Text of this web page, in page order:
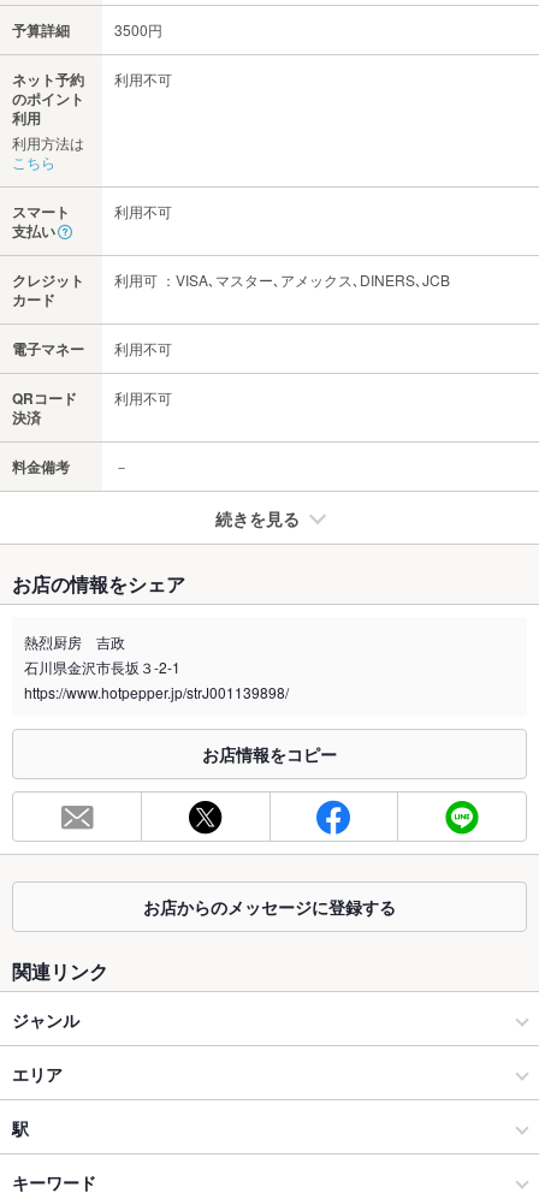
予算詳細 3500円
ネット予約
のポイント
利用
利用方法は
こちら
利用不可
スマート
支払い
利用不可
クレジット
カード
利用可 ：VISA､マスター､アメックス､DINERS､JCB
電子マネー 利用不可
QRコード
決済
利用不可
料金備考 －
続きを見る
禁煙・喫煙
全席喫煙可
※2020年4月1日～受動喫煙対策に関する法律が施行されています。正しい情報はお店へお問い
合わせください。
お席
32席(宴会貸切も出来ます！お店までお問い合わせください♪)
最大宴会収
容人数
20人(掘りごたつ・個室の宴会可能！)
個室 あり ：お子様連れのご家族に優しい個室完備★
座敷 なし ：座敷個室完備♪
掘りごたつ
カウンター
ソファー
テラス席
貸切
お店の情報をシェア
熱烈厨房 吉政
石川県金沢市長坂３-2-1
https://www.hotpepper.jp/strJ001139898/
お店情報をコピー
お店からのメッセージに登録する
関連リンク
ジャンル
居酒屋
洋・和洋・各国料理・その他
金沢市他・野々市・白山・内灘 × 居酒屋
エリア
金沢南
金沢南 × 居酒屋
駅
野町駅
キーワード